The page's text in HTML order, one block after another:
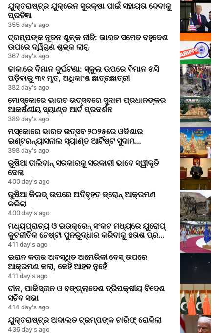
ଯୁକ୍ତରାଷ୍ଟ୍ର ଯୁକ୍ରେନ ସୁରକ୍ଷା ପାଇଁ ସହାୟତା ଦେବାକୁ
ପ୍ରତିଜ୍ଞା
355 day's ago
ଟ୍ରମ୍ପଙ୍କ ନୂତନ ଶୁଳ୍କ ନୀତି: ଭାରତ ସମେତ ବହୁଦେଶ
ଉପରେ ଦ୍ୱିଗୁଣ ଶୁଳ୍କ ଲାଗୁ
367 day's ago
ଢାକାରେ ବିମାନ ଦୁର୍ଘଟଣା: ସ୍କୁଲ ଉପରେ ବିମାନ ଖସି
ପଡ଼ିବାରୁ ୩୧ ମୃତ, ଅଧିକାଂଶ ଛାତ୍ରଛାତ୍ରୀ
382 day's ago
ମୋସ୍କୋରେ ଭାରତ ଉତ୍ସବରେ ସୁଦାମ ପ୍ରଧାନଙ୍କର
ଆକର୍ଷଣୀୟ ସ୍ୟାଣ୍ଡ ଆର୍ଟ ପ୍ରଦର୍ଶନ
389 day's ago
ମସ୍କୋରେ ଭାରତ ଉତ୍ସବ ୨୦୨୫ରେ ଓଡିଶାର
ଇଣ୍ଟରନ୍ୟାସନାଲ ସ୍ୟାଣ୍ଡ ଆର୍ଟିଷ୍ଟ ସୁଦାମ
ପ୍ରଧାନଙ୍କ ଦ୍ୱାରା ରେତିଶିଳ୍ପ ପ୍ରଦର୍ଶନ
398 day's ago
ରୁଷିଆ ତାଲିବାନ୍ ସରକାରକୁ ସରକାରୀ ଭାବେ ସ୍ୱୀକୃତି
ଦେଲା
400 day's ago
ରୁଷିଆ କିଇଭ୍‌ ଉପରେ ଅତିବୃହତ ଡ୍ରୋନ୍ ଆକ୍ରମଣ
କରିଲା
400 day's ago
ମଧ୍ୟପ୍ରାଚ୍ୟ ଓ ଇଉକ୍ରେନ୍ ସଂକଟ ମଧ୍ୟରେ ୟୁରୋପ୍
କୁଟନୀତିକ ଚେଷ୍ଟା ପୁନରୁଦ୍ଧାର କରିବାକୁ ହତାଶ ପ୍ରୟାସ
କରୁଛି
411 day's ago
ଇରାନ କତାର ଅବସ୍ଥିତ ଅମେରିକୀ ବେସ୍‌ ଉପରେ
ଆକ୍ରମଣ କଲା, କେହି ଆହତ ନୁହେଁ
411 day's ago
ଚୀନ, ପାକିସ୍ତାନ ଓ ବଙ୍ଗ୍ଲାଦେଶ ତ୍ରିପକ୍ଷୀୟ ବିଦେଶ
ସଚିବ ସଭା
414 day's ago
ଯୁକ୍ତରାଷ୍ଟ୍ର ଅଦାଲତ ଟ୍ରମ୍ପଙ୍କ ଟାରିଫ୍ ରୋକିଲା
436 day's ago